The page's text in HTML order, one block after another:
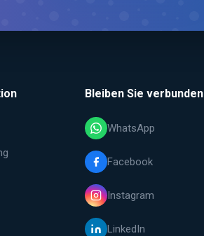
Bleiben Sie verbunden
WhatsApp
Facebook
Instagram
LinkedIn